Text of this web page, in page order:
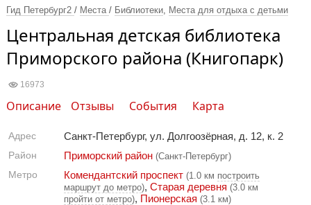
Гид Петербург2 / Места / Библиотеки, Места для отдыха с детьми
Центральная детская библиотека
Приморского района (Книгопарк)
16973
Описание Отзывы События Карта
Адрес Санкт-Петербург, ул. Долгоозёрная, д. 12, к. 2
Район Приморский район (Санкт-Петербург)
Метро Комендантский проспект (1.0 км построить
маршрут до метро), Старая деревня (3.0 км
пройти от метро), Пионерская (3.1 км)